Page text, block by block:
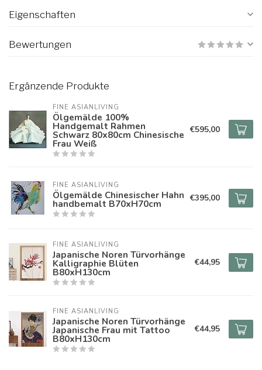
Eigenschaften
Bewertungen
Ergänzende Produkte
FINE ASIANLIVING
Ölgemälde 100%
Handgemalt Rahmen
Schwarz 80x80cm Chinesische
Frau Weiß
€595,00
FINE ASIANLIVING
Ölgemälde Chinesischer Hahn
handbemalt B70xH70cm €395,00
FINE ASIANLIVING
Japanische Noren Türvorhänge
Kalligraphie Blüten
B80xH130cm
€44,95
FINE ASIANLIVING
Japanische Noren Türvorhänge
Japanische Frau mit Tattoo
B80xH130cm
€44,95